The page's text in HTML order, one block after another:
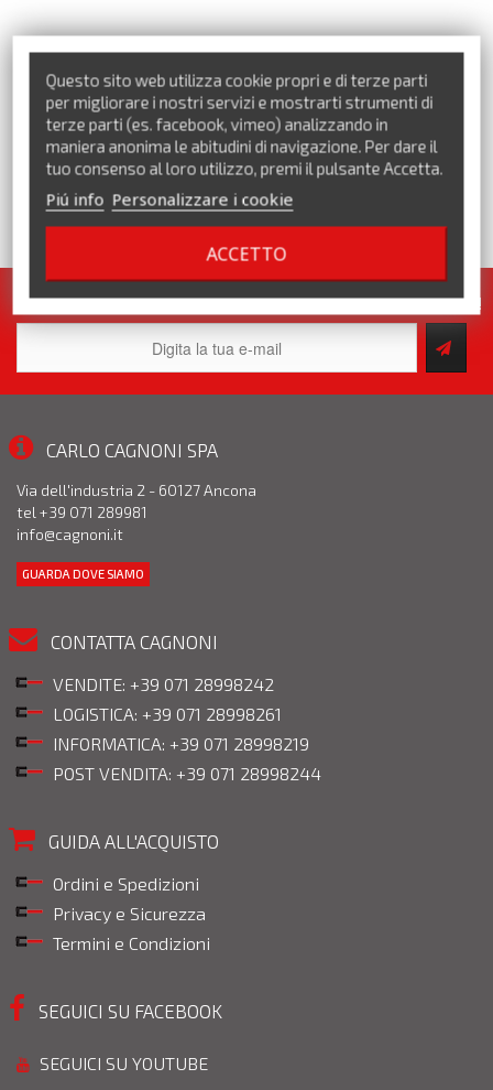
Iscriviti alla nostra newsletter. Pronte per te tante promozioni!
Questo sito web utilizza cookie propri e di terze parti
per migliorare i nostri servizi e mostrarti strumenti di
terze parti (es. facebook, vimeo) analizzando in
maniera anonima le abitudini di navigazione. Per dare il
tuo consenso al loro utilizzo, premi il pulsante Accetta.
Piú info Personalizzare i cookie
ACCETTO
CARLO CAGNONI SPA
Via dell'industria 2 - 60127 Ancona
tel +39 071 289981
info@cagnoni.it
GUARDA DOVE SIAMO
CONTATTA CAGNONI
VENDITE: +39 071 28998242
LOGISTICA: +39 071 28998261
INFORMATICA: +39 071 28998219
POST VENDITA: +39 071 28998244
GUIDA ALL'ACQUISTO
Ordini e Spedizioni
Privacy e Sicurezza
Termini e Condizioni
SEGUICI SU FACEBOOK
SEGUICI SU YOUTUBE